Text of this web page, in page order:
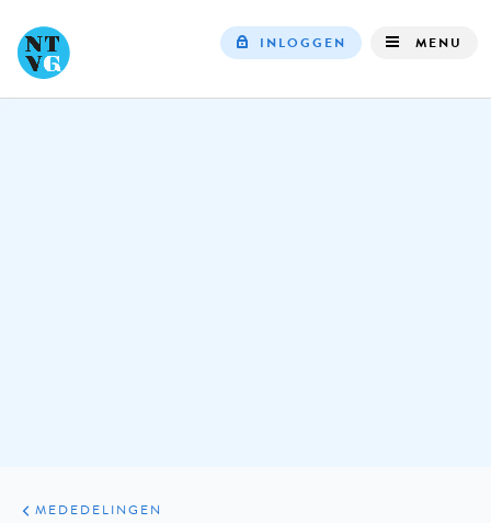
INLOGGEN MENU
ARTIKELEN
VARIA
MEDEDELINGEN